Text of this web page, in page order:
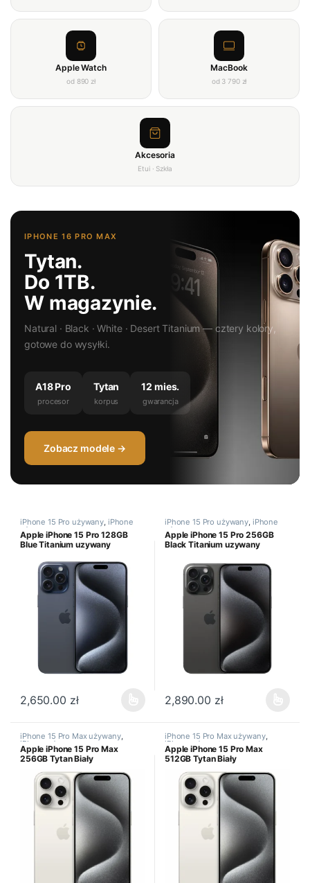
Apple Watch
od 890 zł
MacBook
od 3 790 zł
Akcesoria
Etui · Szkła
IPHONE 16 PRO MAX
Tytan.
Do 1TB.
W magazynie.
Natural · Black · White · Desert Titanium — cztery kolory,
gotowe do wysyłki.
A18 Pro
procesor
Tytan
korpus
12 mies.
gwarancja
Zobacz modele →
iPhone 15 Pro używany, iPhone
używany
Apple iPhone 15 Pro 128GB
Blue Titanium uzywany
2,650.00 zł
Ten produkt ma wiele wariantów. Opcje można wybrać na
iPhone 15 Pro używany, iPhone
używany
Apple iPhone 15 Pro 256GB
Black Titanium uzywany
2,890.00 zł
Ten produkt ma wiele
iPhone 15 Pro Max używany,
iPhone używany
Apple iPhone 15 Pro Max
256GB Tytan Biały
iPhone 15 Pro Max używany,
iPhone używany
Apple iPhone 15 Pro Max
512GB Tytan Biały